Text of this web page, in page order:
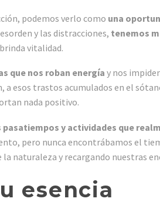
podemos verlo como una
y las distracciones, tenemos
vitalidad.
que nos roban energía y nos
a esos trastos acumulados en el
nada positivo.
pasatiempos y actividades que
pero nunca encontrábamos el
naturaleza y recargando nuestras
esencia